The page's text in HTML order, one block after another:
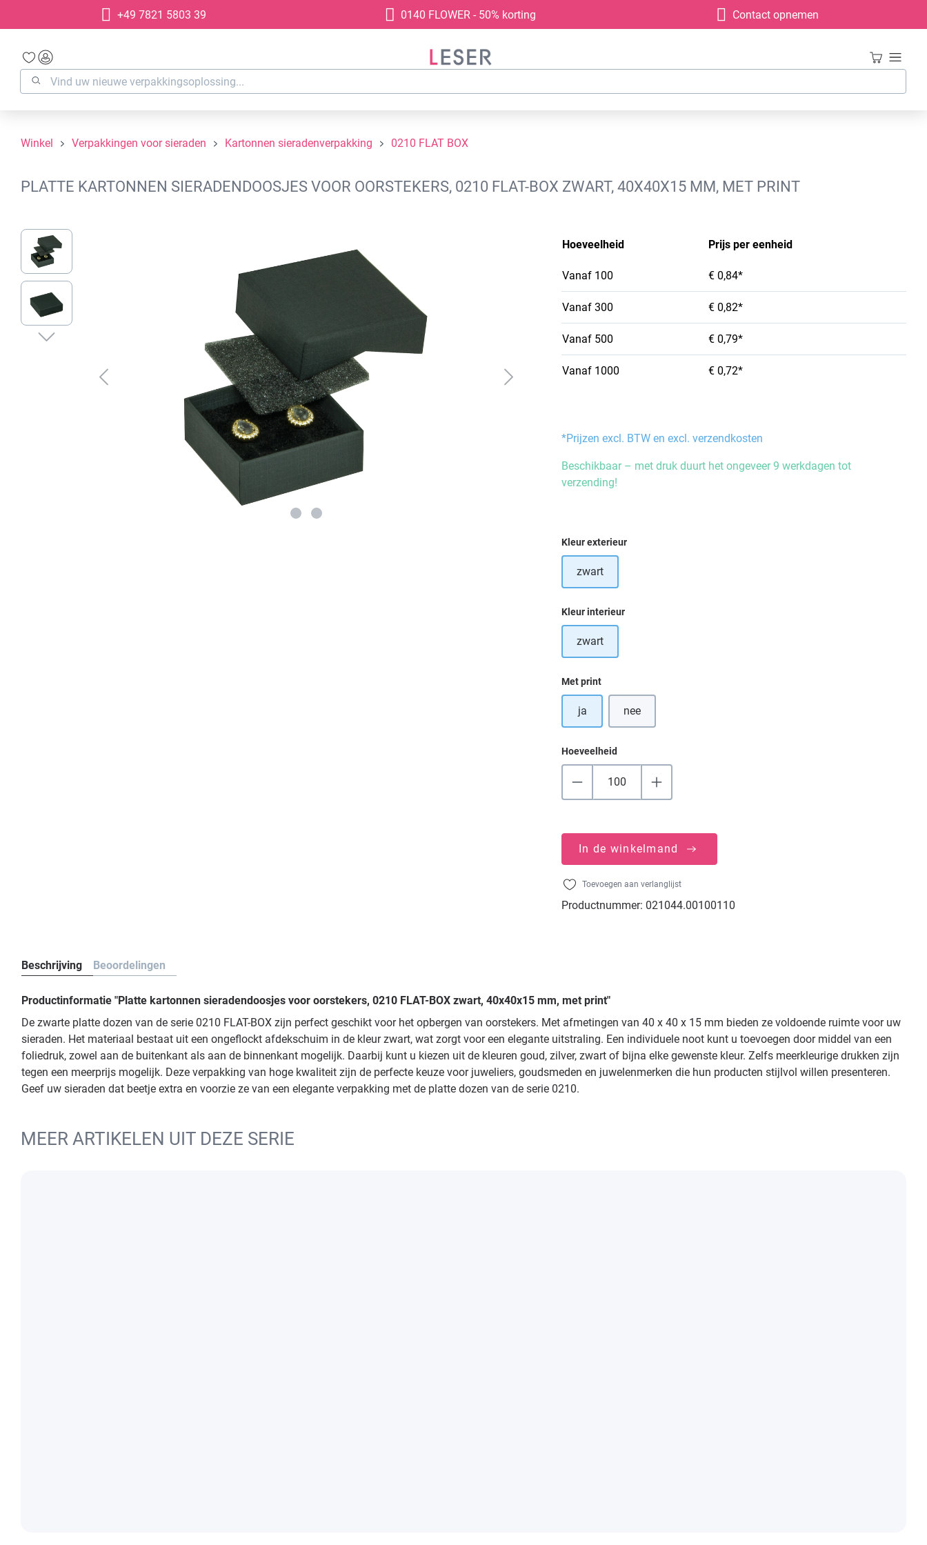
Ga naar de hoofdnavigatie
+49 7821 5803 39 0140 FLOWER - 50% korting Contact opnemen
Winkel Verpakkingen voor sieraden Kartonnen sieradenverpakking 0210 FLAT BOX
PLATTE KARTONNEN SIERADENDOOSJES VOOR OORSTEKERS, 0210 FLAT-BOX ZWART, 40X40X15 MM, MET PRINT
Afbeeldingengalerij overslaan
Hoeveelheid Prijs per eenheid
Vanaf 100 € 0,84*
Vanaf 300 € 0,82*
Vanaf 500 € 0,79*
Vanaf 1000 € 0,72*
*Prijzen excl. BTW en excl. verzendkosten
Beschikbaar – met druk duurt het ongeveer 9 werkdagen tot
verzending!
Selecteer
Kleur exterieur
zwart
Selecteer
Kleur interieur
zwart
Selecteer
Met print
ja nee
Hoeveelheid
In de winkelmand
Toevoegen aan verlanglijst
Productnummer: 021044.00100110
Beschrijving Beoordelingen
Productinformatie "Platte kartonnen sieradendoosjes voor oorstekers, 0210 FLAT-BOX zwart, 40x40x15 mm, met print"
De zwarte platte dozen van de serie 0210 FLAT-BOX zijn perfect geschikt voor het opbergen van oorstekers. Met afmetingen van 40 x 40 x 15 mm bieden ze voldoende ruimte voor uw
sieraden. Het materiaal bestaat uit een ongeflockt afdekschuim in de kleur zwart, wat zorgt voor een elegante uitstraling. Een individuele noot kunt u toevoegen door middel van een
foliedruk, zowel aan de buitenkant als aan de binnenkant mogelijk. Daarbij kunt u kiezen uit de kleuren goud, zilver, zwart of bijna elke gewenste kleur. Zelfs meerkleurige drukken zijn
tegen een meerprijs mogelijk. Deze verpakking van hoge kwaliteit zijn de perfecte keuze voor juweliers, goudsmeden en juwelenmerken die hun producten stijlvol willen presenteren.
Geef uw sieraden dat beetje extra en voorzie ze van een elegante verpakking met de platte dozen van de serie 0210.
MEER ARTIKELEN UIT DEZE SERIE